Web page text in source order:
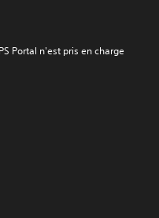
Portal n'est pris en charge